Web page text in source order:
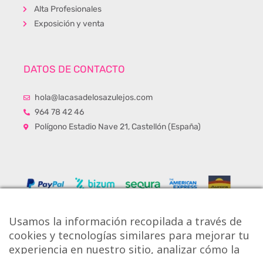
Alta Profesionales
Exposición y venta
DATOS DE CONTACTO
hola@lacasadelosazulejos.com
964 78 42 46
Polígono Estadio Nave 21, Castellón (España)
Usamos la información recopilada a través de
cookies y tecnologías similares para mejorar tu
experiencia en nuestro sitio, analizar cómo la